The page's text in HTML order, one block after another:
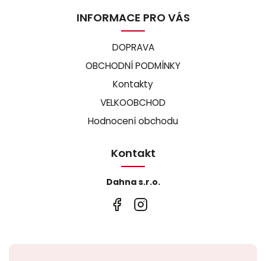
INFORMACE PRO VÁS
DOPRAVA
OBCHODNÍ PODMÍNKY
Kontakty
VELKOOBCHOD
Hodnocení obchodu
Kontakt
Dahna s.r.o.